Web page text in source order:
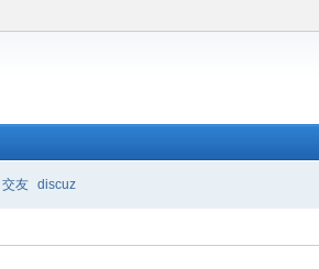
交友 discuz